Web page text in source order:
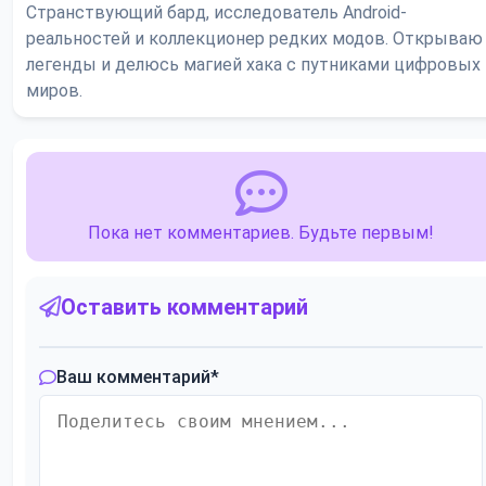
Странствующий бард, исследователь Android-
реальностей и коллекционер редких модов. Открываю
легенды и делюсь магией хака с путниками цифровых
миров.
Пока нет комментариев. Будьте первым!
Оставить комментарий
Ваш комментарий*